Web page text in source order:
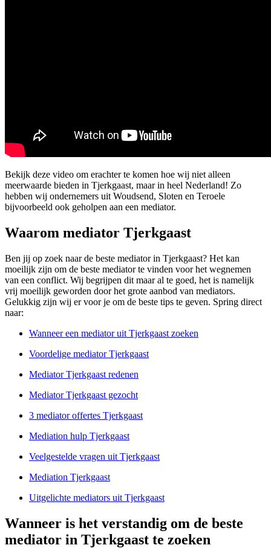
Bekijk deze video om erachter te komen hoe wij niet alleen
meerwaarde bieden in Tjerkgaast, maar in heel Nederland! Zo
hebben wij ondernemers uit Woudsend, Sloten en Teroele
bijvoorbeeld ook geholpen aan een mediator.
Waarom mediator Tjerkgaast
Ben jij op zoek naar de beste mediator in Tjerkgaast? Het kan
moeilijk zijn om de beste mediator te vinden voor het wegnemen
van een conflict. Wij begrijpen dit maar al te goed, het is namelijk
vrij moeilijk geworden door het grote aanbod van mediators.
Gelukkig zijn wij er voor je om de beste tips te geven. Spring direct
naar:
Wanneer een mediator uit Tjerkgaast zoeken
Voordelige mediator Tjerkgaast
Mediator Tjerkgaast redenen
Mediator Tjerkgaast gezocht
3 mediator offertes Tjerkgaast
Mediation hulp Tjerkgaast
Veelgestelde vragen uit Tjerkgaast
Mediation Tjerkgaast
Uitgelichte mediators uit Tjerkgaast
Wanneer is het verstandig om de beste
mediator in Tjerkgaast te zoeken